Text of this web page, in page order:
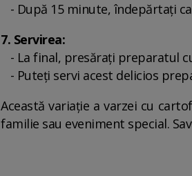
- După 15 minute, îndepărtați
7. Servirea:
- La final, presărați preparatul
- Puteți servi acest delicios
Această variație a varzei cu
familie sau eveniment special.